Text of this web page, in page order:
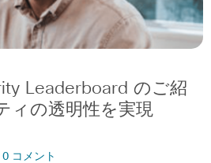
Leaderboard のご紹
ィの透明性を実現
0 コメント